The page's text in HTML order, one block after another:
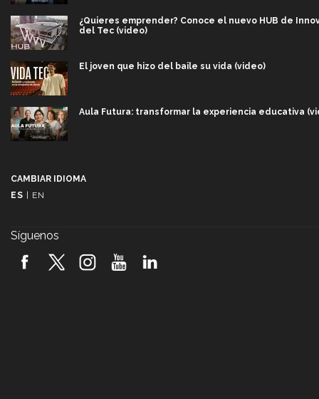
¿Quieres emprender? Conoce el nuevo HUB de
del Tec (video)
El joven que hizo del baile su vida (video)
Aula Futura: transformar la experiencia educativa
(video)
CAMBIAR IDIOMA
ES | EN
Síguenos